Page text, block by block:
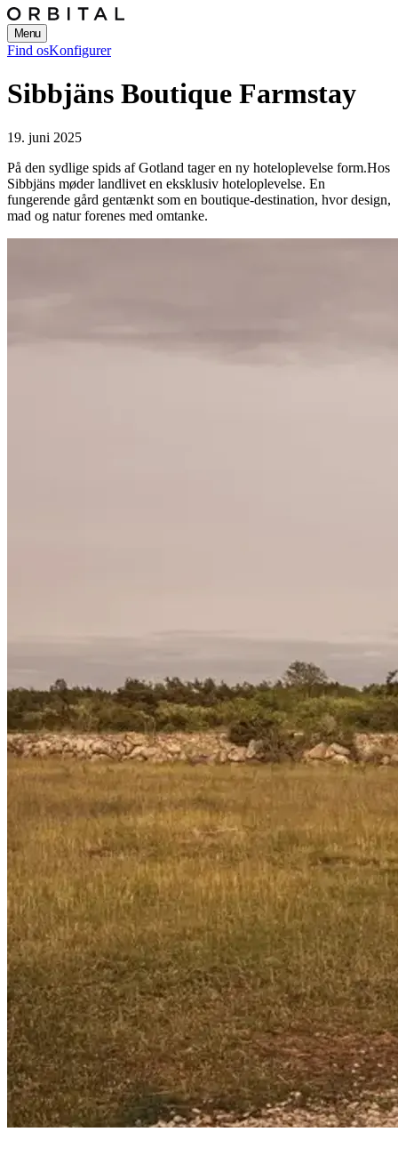
Menu
Find osKonfigurer
Sibbjäns Boutique Farmstay
19. juni 2025
På den sydlige spids af Gotland tager en ny hoteloplevelse form.Hos
Sibbjäns møder landlivet en eksklusiv hoteloplevelse. En
fungerende gård gentænkt som en boutique-destination, hvor design,
mad og natur forenes med omtanke.